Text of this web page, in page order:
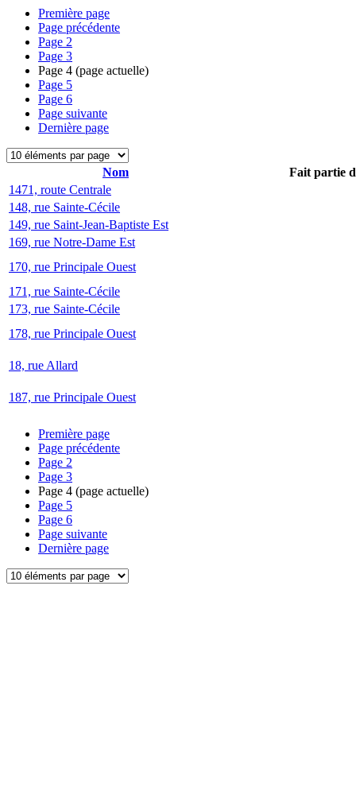
Première page
Page précédente
Page 2
Page 3
Page 4 (page actuelle)
Page 5
Page 6
Page suivante
Dernière page
Nom
Fait partie
1471, route Centrale
148, rue Sainte-Cécile
149, rue Saint-Jean-Baptiste Est
169, rue Notre-Dame Est
170, rue Principale Ouest
171, rue Sainte-Cécile
173, rue Sainte-Cécile
178, rue Principale Ouest
18, rue Allard
187, rue Principale Ouest
Première page
Page précédente
Page 2
Page 3
Page 4 (page actuelle)
Page 5
Page 6
Page suivante
Dernière page